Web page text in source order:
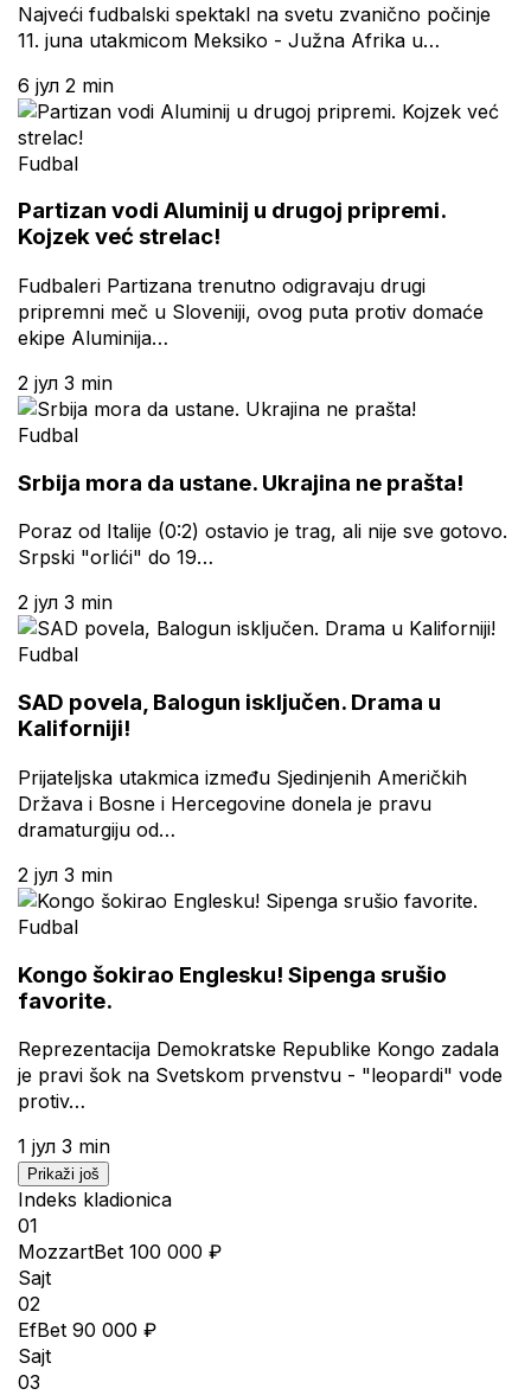
Najveći fudbalski spektakl na svetu zvanično počinje
11. juna utakmicom Meksiko - Južna Afrika u…
6 јул 2 min
Fudbal
Partizan vodi Aluminij u drugoj pripremi.
Kojzek već strelac!
Fudbaleri Partizana trenutno odigravaju drugi
pripremni meč u Sloveniji, ovog puta protiv domaće
ekipe Aluminija…
2 јул 3 min
Fudbal
Srbija mora da ustane. Ukrajina ne prašta!
Poraz od Italije (0:2) ostavio je trag, ali nije sve gotovo.
Srpski "orlići" do 19…
2 јул 3 min
Fudbal
SAD povela, Balogun isključen. Drama u
Kaliforniji!
Prijateljska utakmica između Sjedinjenih Američkih
Država i Bosne i Hercegovine donela je pravu
dramaturgiju od…
2 јул 3 min
Fudbal
Kongo šokirao Englesku! Sipenga srušio
favorite.
Reprezentacija Demokratske Republike Kongo zadala
je pravi šok na Svetskom prvenstvu - "leopardi" vode
protiv…
1 јул 3 min
Prikaži još
Indeks kladionica
01
MozzartBet 100 000 ₽
Sajt
02
EfBet 90 000 ₽
Sajt
03